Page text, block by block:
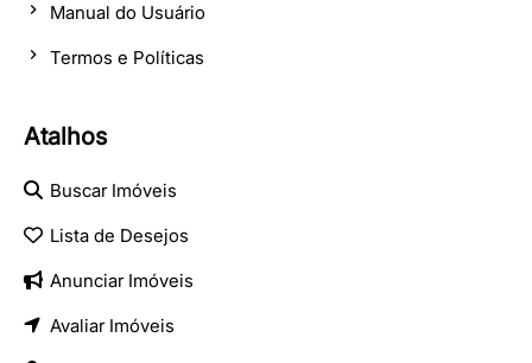
Manual do Usuário
Termos e Políticas
Atalhos
Buscar Imóveis
Lista de Desejos
Anunciar Imóveis
Avaliar Imóveis